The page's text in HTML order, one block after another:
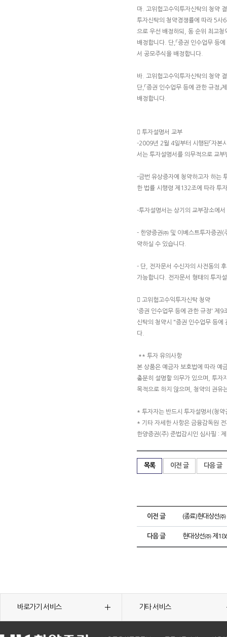
마. 고위험고수익투자신탁의 청약
투자신탁의 청약경쟁률에 따라 5사
으로 우선 배정하되, 동 순위 최고
배정합니다. 단,「증권 인수업무 등
서 공모주식을 배정합니다.
바. 고위험고수익투자신탁의 청약
단,「증권 인수업무 등에 관한 규정
배정합니다.
 투자설명서 교부
-2009년 2월 4일부터 시행된「자본
서는 투자설명서를 의무적으로 교
-금번 유상증자에 청약하고자 하는
한 법률 시행령 제132조에 따라 투
-투자설명서는 상기의 교부장소에
- 한양증권㈜ 및 이베스트투자증권(
약하실 수 있습니다.
- 단, 전자문서 수신자의 사전동의
가능합니다. 전자문서 형태의 투자
 고위험고수익투자신탁 청약
'증권 인수업무 등에 관한 규정' 제9
신탁의 청약시 "증권 인수업무 등에
다.
** 투자 유의사항
본 상품은 예금자 보호법에 따라 예
충분히 설명할 의무가 있으며, 투자
목적으로 하지 않으며, 청약의 권유
* 투자자는 반드시 투자설명서(청
* 기타 자세한 사항은 금융감독원
한양증권(주) 준법감시인 심사필
목록 이전 글 다음 글
이전 글 (종료)현대상선
다음 글 현대상선㈜ 제
바로가기 서비스 기타 서비스